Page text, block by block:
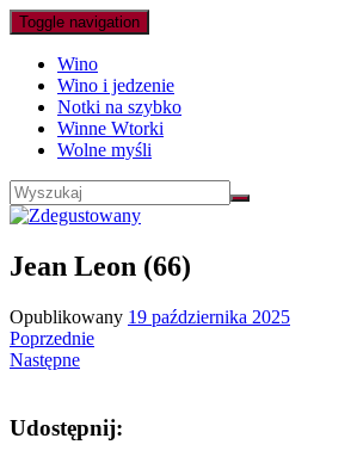
Toggle navigation
Wino
Wino i jedzenie
Notki na szybko
Winne Wtorki
Wolne myśli
Jean Leon (66)
Opublikowany 19 października 2025
Poprzednie
Następne
Udostępnij: